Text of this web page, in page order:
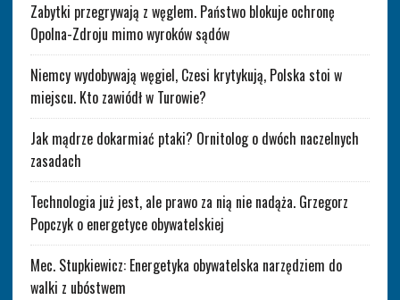
Zabytki przegrywają z węglem. Państwo blokuje ochronę
Opolna-Zdroju mimo wyroków sądów
Niemcy wydobywają węgiel, Czesi krytykują, Polska stoi w
miejscu. Kto zawiódł w Turowie?
Jak mądrze dokarmiać ptaki? Ornitolog o dwóch naczelnych
zasadach
Technologia już jest, ale prawo za nią nie nadąża. Grzegorz
Popczyk o energetyce obywatelskiej
Mec. Stupkiewicz: Energetyka obywatelska narzędziem do
walki z ubóstwem